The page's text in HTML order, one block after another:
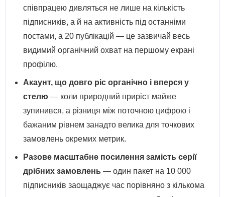
співпрацею дивляться не лише на кількість
підписників, а й на активність під останніми
постами, а 20 публікацій — це зазвичай весь
видимий органічний охват на першому екрані
профілю.
Акаунт, що довго ріс органічно і вперся у
стелю — коли природний приріст майже
зупинився, а різниця між поточною цифрою і
бажаним рівнем занадто велика для точкових
замовлень окремих метрик.
Разове масштабне посилення замість серії
дрібних замовлень — один пакет на 10 000
підписників заощаджує час порівняно з кількома